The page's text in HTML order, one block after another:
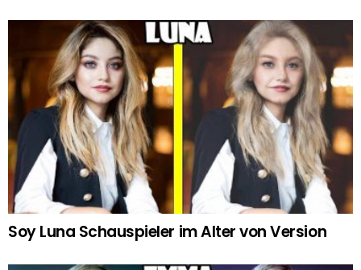
Soy Luna Schauspieler im Alter von Version